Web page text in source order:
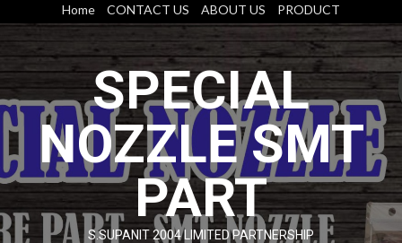
content
Home CONTACT US ABOUT US PRODUCT
SPECIAL
NOZZLE SMT
PART
S.SUPANIT 2004 LIMITED PARTNERSHIP